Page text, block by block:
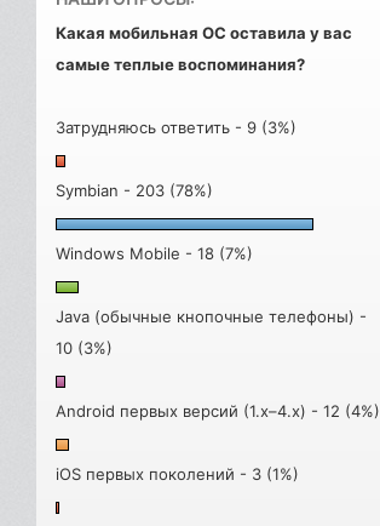
Какая мобильная ОС оставила у вас
самые теплые воспоминания?
Затрудняюсь ответить - 9 (3%)
Symbian - 203 (78%)
Windows Mobile - 18 (7%)
Java (обычные кнопочные телефоны) -
10 (3%)
Android первых версий (1.x–4.x) - 12 (4%)
iOS первых поколений - 3 (1%)